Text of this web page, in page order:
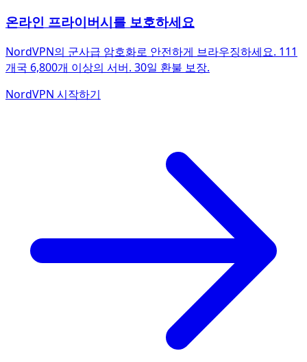
온라인 프라이버시를 보호하세요
NordVPN의 군사급 암호화로 안전하게 브라우징하세요. 111
개국 6,800개 이상의 서버. 30일 환불 보장.
NordVPN 시작하기